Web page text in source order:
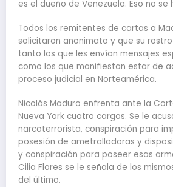
es el dueño de Venezuela. Eso no se
Todos los remitentes de cartas a
solicitaron anonimato y que su
tanto los que les envían mensajes
como los que manifiestan estar de
proceso judicial en Norteamérica.
Nicolás Maduro enfrenta ante la
Nueva York cuatro cargos. Se le
narcoterrorista, conspiración para
posesión de ametralladoras y
y conspiración para poseer esas
Cilia Flores se le señala de los
del último.